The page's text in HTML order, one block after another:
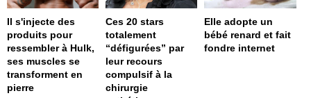
Il s'injecte des
produits pour
ressembler à Hulk,
ses muscles se
transforment en
pierre
Ces 20 stars
totalement
“défigurées” par
leur recours
compulsif à la
chirurgie
Elle adopte un
bébé renard et fait
fondre internet